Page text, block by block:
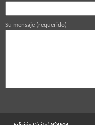
Su mensaje (requerido)